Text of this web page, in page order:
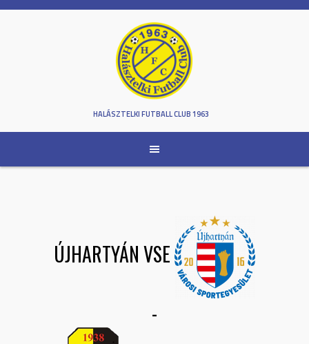
Skip
HALÁSZTELKI FUTBALL CLUB 1963
ÚJHARTYÁN VSE
-